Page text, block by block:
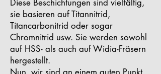
Diese Beschichtungen sind vielfältig,
sie basieren auf Titannitrid,
Titancarbonitrid oder sogar
Chromnitrid usw. Sie werden sowohl
auf HSS- als auch auf Widia-Fräsern
hergestellt.